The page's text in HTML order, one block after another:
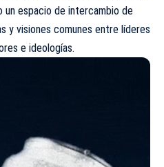
un espacio de intercambio de
y visiones comunes entre líderes
e ideologías.